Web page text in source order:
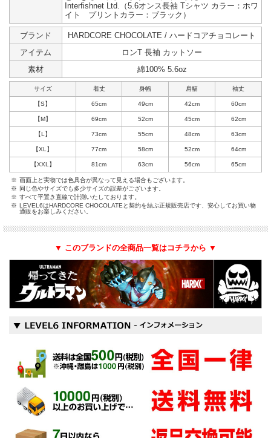
Interfishnet Ltd.（5.6オンス長袖 Tシャツ カラー：ホワ
イト プリントカラー：ブラック）
ブランド
HARDCORE CHOCOLATE / ハードコアチョコレート
アイテム
ロンT 長袖 カットソー
素材
綿100% 5.6oz
サイズ 着丈 身幅 肩幅 袖丈
【S】 65cm 49cm 42cm 60cm
【M】 69cm 52cm 45cm 62cm
【L】 73cm 55cm 48cm 63cm
【XL】 77cm 58cm 52cm 64cm
【XXL】 81cm 63cm 56cm 65cm
※ 画面上と実物では色具合が異なって見える場合もございます。
※
同じ色やサイズでも多少サイズの誤差がございます。
※ すべて平置き直線で計測いたしております。
※ LEVEL6はHARDCORE CHOCOLATEと契約を結ぶ正規販売店です、安心してお買い物
通販をお楽しみください。
▼ このブランドの全商品一覧はコチラから ▼